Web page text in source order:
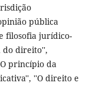
pública
filosofia jurídico-
do direito'',
princípio da
''O direito e